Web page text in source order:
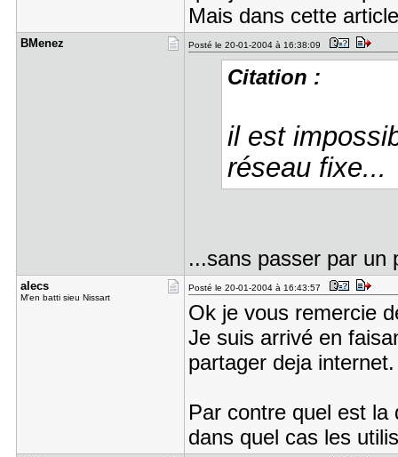
Mais dans cette
BMenez Posté le 20-01-2004 à 16:38:09
Citation :
il est
réseau fixe...
...sans passer par un
alecs
M'en batti sieu Nissart
Posté le 20-01-2004 à 16:43:57
Ok je vous remercie
Je suis arrivé en
partager deja internet.
Par contre quel est
dans quel cas les